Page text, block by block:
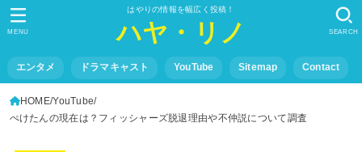
はやりの情報を幅広く投稿！
ハヤ・リノ
エンタメ ドラマキャスト YouTube Sitemap Contact
SEARCH
MENU
HOME YouTube
ぺけたんの現在は？フィッシャーズ脱退理由や不仲説について調査